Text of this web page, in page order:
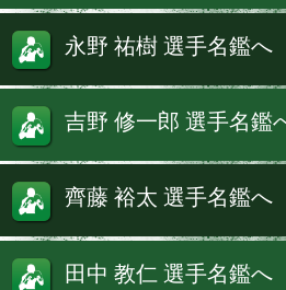
賞、金一封(MVP30万
た。平成ラストイヤ
座奪取、防衛に成功
マイクを持ち、受賞
誓った。
続きを読む